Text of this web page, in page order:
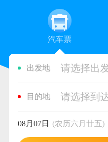
汽车票
出发地 请选择出
目的地 请选择到
08月07日 (农历六月廿五)